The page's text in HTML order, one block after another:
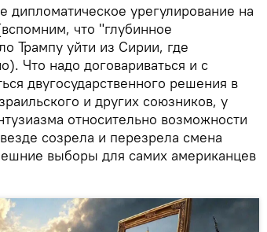
дипломатическое урегулирование на
что "глубинное
Трампу уйти из Сирии, где
Что надо договариваться и с
двугосударственного решения в
и других союзников, у
относительно возможности
созрела и перезрела смена
выборы для самих американцев